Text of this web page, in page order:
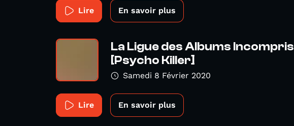
Lire En savoir plus
La Ligue des Albums Incompris
[Psycho Killer]
Samedi 8 Février 2020
Lire En savoir plus